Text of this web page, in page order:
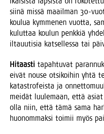
sii­nä mis­sä maa­il­man 30-
kou­lua kym­me­nen vuot­ta,
kulut­taa kou­lun penk­kiä
ilta­uu­ti­sia kat­sel­les­sa tai
Hitaas­ti tapah­tu­vat
eivät nouse otsi­koi­hin yhtä
kata­stro­feis­ta ja
mei­dät luu­le­maan, että
olla niin, että tämä sama
huo­nom­mak­si toi­mii myös